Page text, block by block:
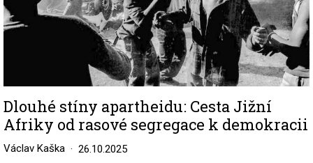
Dlouhé stíny apartheidu: Cesta Jižní
Afriky od rasové segregace k demokracii
Václav Kaška 26.10.2025